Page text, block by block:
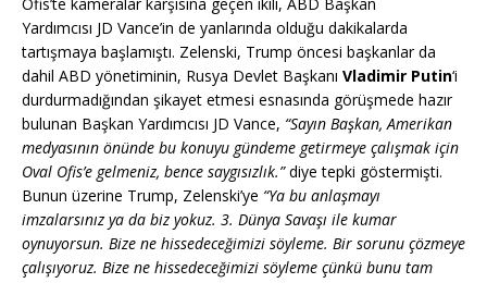
Yardımcısı JD Vance’in de yanlarında olduğu dakikalarda
tartışmaya başlamıştı. Zelenski, Trump öncesi başkanlar da
dahil ABD yönetiminin, Rusya Devlet Başkanı Vladimir Putin‘i
durdurmadığından şikayet etmesi esnasında görüşmede hazır
bulunan Başkan Yardımcısı JD Vance, “Sayın Başkan, Amerikan
medyasının önünde bu konuyu gündeme getirmeye çalışmak için
Oval Ofis’e gelmeniz, bence saygısızlık.”diye tepki göstermişti.
Bunun üzerine Trump, Zelenski’ye “Ya bu anlaşmayı
imzalarsınız ya da biz yokuz. 3. Dünya Savaşı ile kumar
oynuyorsun. Bize ne hissedeceğimizi söyleme. Bir sorunu çözmeye
çalışıyoruz. Bize ne hissedeceğimizi söyleme çünkü bunu tam